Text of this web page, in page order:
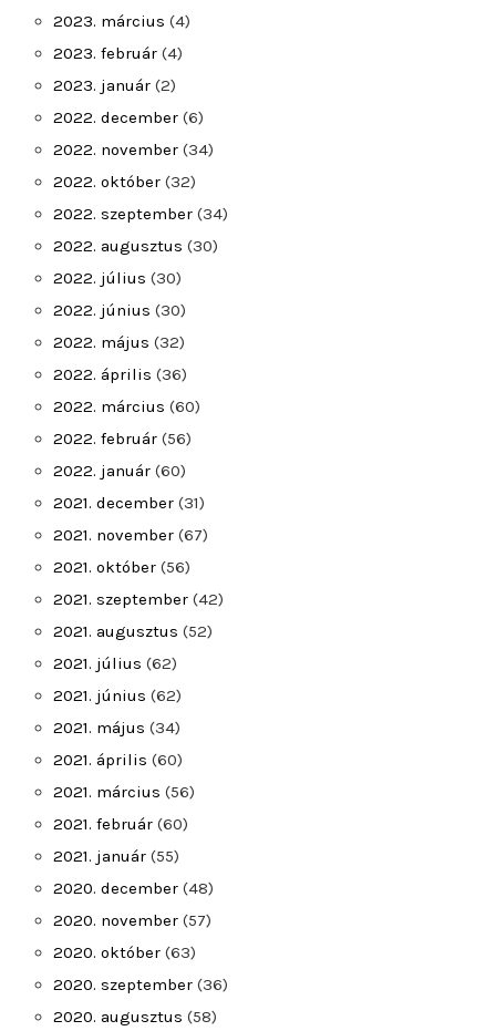
2023. március (4)
2023. február (4)
2023. január (2)
2022. december (6)
2022. november (34)
2022. október (32)
2022. szeptember (34)
2022. augusztus (30)
2022. július (30)
2022. június (30)
2022. május (32)
2022. április (36)
2022. március (60)
2022. február (56)
2022. január (60)
2021. december (31)
2021. november (67)
2021. október (56)
2021. szeptember (42)
2021. augusztus (52)
2021. július (62)
2021. június (62)
2021. május (34)
2021. április (60)
2021. március (56)
2021. február (60)
2021. január (55)
2020. december (48)
2020. november (57)
2020. október (63)
2020. szeptember (36)
2020. augusztus (58)